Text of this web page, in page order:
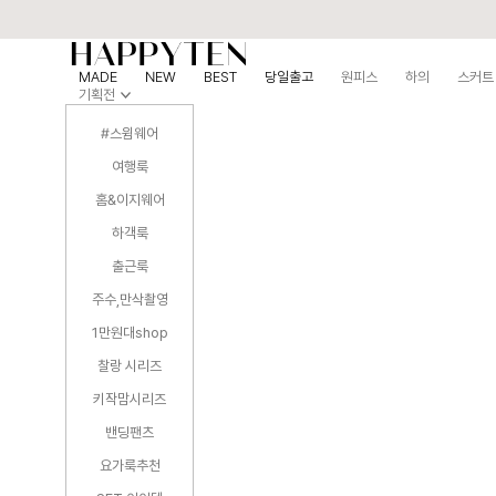
MADE NEW BEST 당일출고 원피스 하의 스커트
기획전
#스윔웨어
여행룩
홈&이지웨어
하객룩
출근룩
주수,만삭촬영
1만원대shop
찰랑 시리즈
키작맘시리즈
밴딩팬츠
요가룩추천